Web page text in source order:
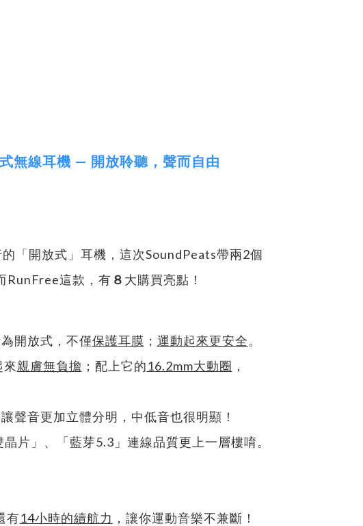
無線耳機 — 開放聆聽，聲而自由
「開放式」耳機，這次SoundPeats帶兩2個
RunFree這款，有 ８ 大購買亮點！
開放式，不僅保護耳膜 ； 運動起來更安全。
來親膚無負擔 ；配上它的16.2mm大動圈 ，
聲音更加立體分明，中低音也很明顯！
片」、「藍芽5.3」連線品質更上一層樓唷。
有14小時的續航力 ，讓你運動音樂不兼斷！